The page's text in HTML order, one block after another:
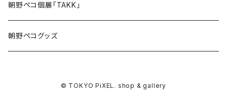
朝野ペコ個展「TAKK」
朝野ペコグッズ
© TOKYO PiXEL. shop & gallery